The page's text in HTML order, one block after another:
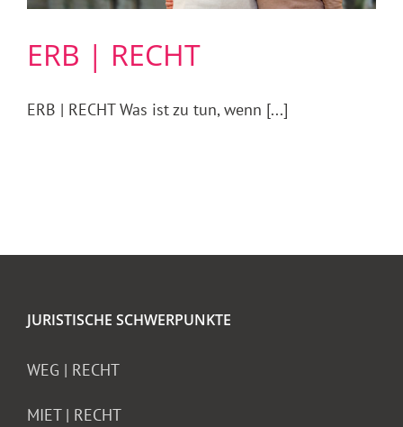
ERB | RECHT
ERB | RECHT Was ist zu tun, wenn [...]
JURISTISCHE SCHWERPUNKTE
WEG | RECHT
MIET | RECHT